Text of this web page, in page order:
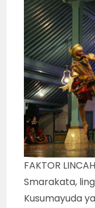
FAKTOR
Smarakata,
Kusumayuda